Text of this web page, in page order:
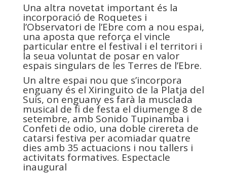
Una altra novetat important és la
incorporació de Roquetes i
l’Observatori de l’Ebre com a nou espai,
una aposta que reforça el vincle
particular entre el festival i el territori i
la seua voluntat de posar en valor
espais singulars de les Terres de l’Ebre.
Un altre espai nou que s’incorpora
enguany és el Xiringuito de la Platja del
Suís, on enguany es farà la musclada
musical de fi de festa el diumenge 8 de
setembre, amb Sonido Tupinamba i
Confeti de odio, una doble cirereta de
catarsi festiva per acomiadar quatre
dies amb 35 actuacions i nou tallers i
activitats formatives. Espectacle
inaugural